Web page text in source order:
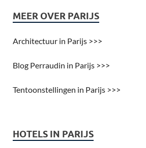
MEER OVER PARIJS
Architectuur in Parijs >>>
Blog Perraudin in Parijs >>>
Tentoonstellingen in Parijs >>>
HOTELS IN PARIJS